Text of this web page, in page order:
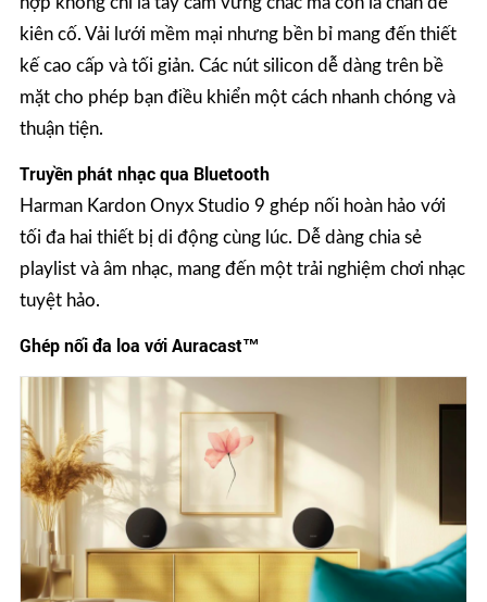
kiên cố. Vải lưới mềm mại nhưng bền bỉ mang đến thiết
kế cao cấp và tối giản. Các nút silicon dễ dàng trên bề
mặt cho phép bạn điều khiển một cách nhanh chóng và
thuận tiện.
Truyền phát nhạc qua Bluetooth
Harman Kardon Onyx Studio 9 ghép nối hoàn hảo với
tối đa hai thiết bị di động cùng lúc. Dễ dàng chia sẻ
playlist và âm nhạc, mang đến một trải nghiệm chơi nhạc
tuyệt hảo.
Ghép nối đa loa với Auracast™